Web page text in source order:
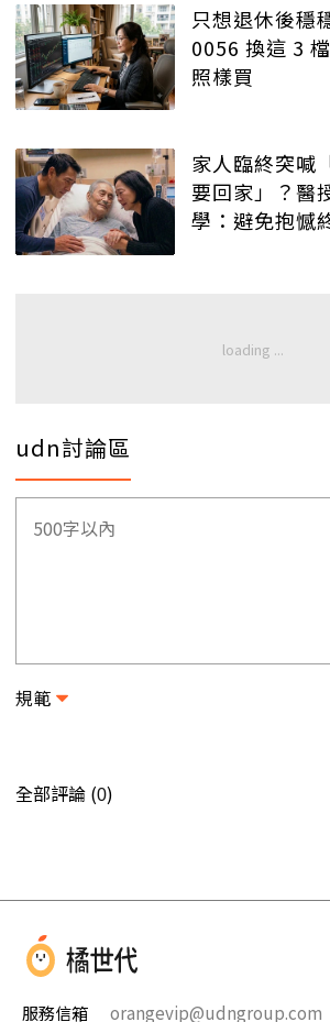
只想退休後穩
0056 換這 3
照樣買
家人臨終突喊
要回家」？醫
學：避免抱憾
udn討論區
規範
全部評論 (0)
服務信箱 orangevip@udngroup.com